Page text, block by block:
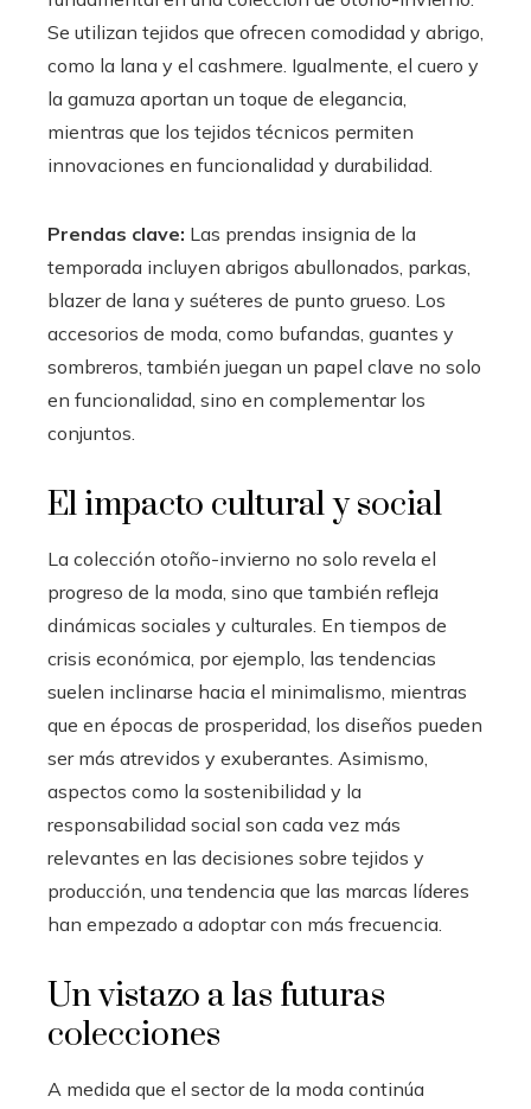
Se utilizan tejidos que ofrecen comodidad y abrigo,
como la lana y el cashmere. Igualmente, el cuero y
la gamuza aportan un toque de elegancia,
mientras que los tejidos técnicos permiten
innovaciones en funcionalidad y durabilidad.
Prendas clave: Las prendas insignia de la
temporada incluyen abrigos abullonados, parkas,
blazer de lana y suéteres de punto grueso. Los
accesorios de moda, como bufandas, guantes y
sombreros, también juegan un papel clave no solo
en funcionalidad, sino en complementar los
conjuntos.
El impacto cultural y social
La colección otoño-invierno no solo revela el
progreso de la moda, sino que también refleja
dinámicas sociales y culturales. En tiempos de
crisis económica, por ejemplo, las tendencias
suelen inclinarse hacia el minimalismo, mientras
que en épocas de prosperidad, los diseños pueden
ser más atrevidos y exuberantes. Asimismo,
aspectos como la sostenibilidad y la
responsabilidad social son cada vez más
relevantes en las decisiones sobre tejidos y
producción, una tendencia que las marcas líderes
han empezado a adoptar con más frecuencia.
Un vistazo a las futuras
colecciones
A medida que el sector de la moda continúa